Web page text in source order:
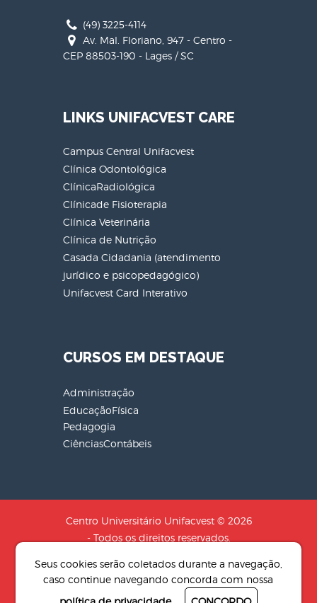
(49) 3225-4114
Av. Mal. Floriano, 947 - Centro -
CEP 88503-190 - Lages / SC
LINKS UNIFACVEST CARE
Campus Central Unifacvest
Clínica Odontológica
ClínicaRadiológica
Clínicade Fisioterapia
Clínica Veterinária
Clínica de Nutrição
Casada Cidadania (atendimento
jurídico e psicopedagógico)
Unifacvest Card Interativo
CURSOS EM DESTAQUE
Administração
EducaçãoFísica
Pedagogia
CiênciasContábeis
Centro Universitário Unifacvest © 2026
- Todos os direitos reservados.
Social: SOCIEDADE DE EDUCACAO N.S
AUXILIADORA LTDA
Seus cookies serão coletados durante a navegação,
caso continue navegando concorda com nossa